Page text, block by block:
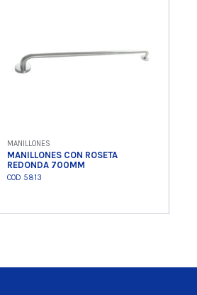
MANILLONES
MANILLONES CON ROSETA
REDONDA 700MM
COD 5813